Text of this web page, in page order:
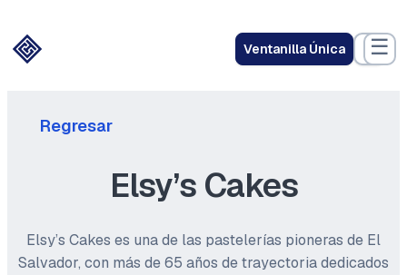
Ventanilla Única ☰
Regresar
Elsy’s Cakes
Elsy’s Cakes es una de las pastelerías pioneras de El
Salvador, con más de 65 años de trayectoria dedicados